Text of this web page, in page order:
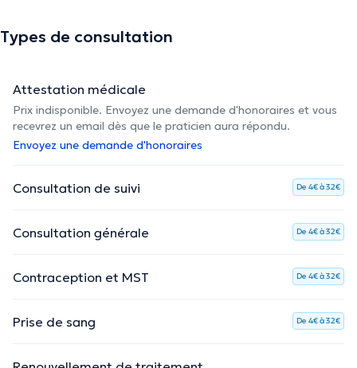
Types de consultation
Attestation médicale
Prix indisponible. Envoyez une demande d'honoraires et vous
recevrez un email dès que le praticien aura répondu.
Envoyez une demande d'honoraires
Consultation de suivi De 4€ à 32€
Consultation générale De 4€ à 32€
Contraception et MST De 4€ à 32€
Prise de sang De 4€ à 32€